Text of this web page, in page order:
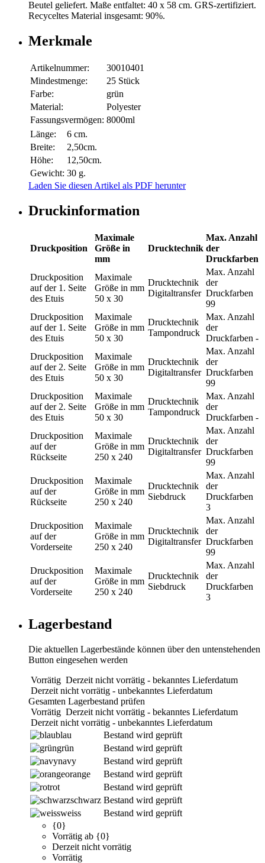
Beutel geliefert. Maße entfaltet: 40 x 58 cm. GRS-zertifiziert.
Recyceltes Material insgesamt: 90%.
Merkmale
Artikelnummer:
30010401
Mindestmenge:
25 Stück
Farbe:
grün
Material:
Polyester
Fassungsvermögen: 8000ml
Länge:
6 cm.
Breite:
2,50cm.
Höhe:
12,50cm.
Gewicht: 30 g.
Laden Sie diesen Artikel als PDF herunter
Druckinformation
Druckposition
Maximale
Größe in
mm
Drucktechnik
Max. Anzahl
der
Druckfarben
Druckposition
auf der 1. Seite
des Etuis
Maximale
Größe in mm
50 x 30
Drucktechnik
Digitaltransfer
Max. Anzahl
der
Druckfarben
99
Druckposition
auf der 1. Seite
des Etuis
Maximale
Größe in mm
50 x 30
Drucktechnik
Tampondruck
Max. Anzahl
der
Druckfarben -
Druckposition
auf der 2. Seite
des Etuis
Maximale
Größe in mm
50 x 30
Drucktechnik
Digitaltransfer
Max. Anzahl
der
Druckfarben
99
Druckposition
auf der 2. Seite
des Etuis
Maximale
Größe in mm
50 x 30
Drucktechnik
Tampondruck
Max. Anzahl
der
Druckfarben -
Druckposition
auf der
Rückseite
Maximale
Größe in mm
250 x 240
Drucktechnik
Digitaltransfer
Max. Anzahl
der
Druckfarben
99
Druckposition
auf der
Rückseite
Maximale
Größe in mm
250 x 240
Drucktechnik
Siebdruck
Max. Anzahl
der
Druckfarben
3
Druckposition
auf der
Vorderseite
Maximale
Größe in mm
250 x 240
Drucktechnik
Digitaltransfer
Max. Anzahl
der
Druckfarben
99
Druckposition
auf der
Vorderseite
Maximale
Größe in mm
250 x 240
Drucktechnik
Siebdruck
Max. Anzahl
der
Druckfarben
3
Lagerbestand
Die aktuellen Lagerbestände können über den untenstehenden
Button eingesehen werden
Vorrätig Derzeit nicht vorrätig - bekanntes Lieferdatum
Derzeit nicht vorrätig - unbekanntes Lieferdatum
Gesamten Lagerbestand prüfen
Vorrätig Derzeit nicht vorrätig - bekanntes Lieferdatum
Derzeit nicht vorrätig - unbekanntes Lieferdatum
blau
Bestand wird geprüft
grün
Bestand wird geprüft
navy
Bestand wird geprüft
orange
Bestand wird geprüft
rot
Bestand wird geprüft
schwarz Bestand wird geprüft
weiss
Bestand wird geprüft
{0}
Vorrätig ab {0}
Derzeit nicht vorrätig
Vorrätig